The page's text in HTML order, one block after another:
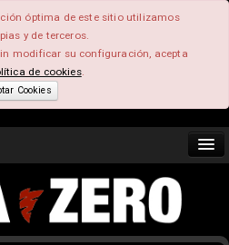
óptima de este sitio utilizamos
y de terceros.
modificar su configuración, acepta
de cookies.
Cookies